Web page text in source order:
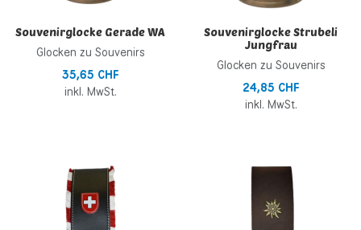
Souvenirglocke Gerade WA
Glocken zu Souvenirs
35,65 CHF
inkl. MwSt.
Souvenirglocke Strubeli
Jungfrau
Glocken zu Souvenirs
24,85 CHF
inkl. MwSt.
Zur Vergleichsliste hinzufügen